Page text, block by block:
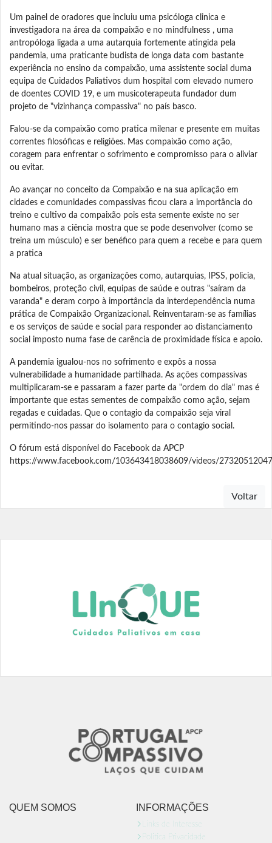
Um painel de oradores que incluiu uma psicóloga clinica e
investigadora na área da compaixão e no mindfulness , uma
antropóloga ligada a uma autarquia fortemente atingida pela
pandemia, uma praticante budista de longa data com bastante
experiência no ensino da compaixão, uma assistente social duma
equipa de Cuidados Paliativos dum hospital com elevado numero
de doentes COVID 19, e um musicoterapeuta fundador dum
projeto de "vizinhança compassiva" no país basco.
Falou-se da compaixão como pratica milenar e presente em muitas
correntes filosóficas e religiões. Mas compaixão como ação,
coragem para enfrentar o sofrimento e compromisso para o aliviar
ou evitar.
Ao avançar no conceito da Compaixão e na sua aplicação em
cidades e comunidades compassivas ficou clara a importância do
treino e cultivo da compaixão pois esta semente existe no ser
humano mas a ciência mostra que se pode desenvolver (como se
treina um músculo) e ser benéfico para quem a recebe e para quem
a pratica
Na atual situação, as organizações como, autarquias, IPSS, policia,
bombeiros, proteção civil, equipas de saúde e outras "saíram da
varanda" e deram corpo à importância da interdependência numa
prática de Compaixão Organizacional. Reinventaram-se as famílias
e os serviços de saúde e social para responder ao distanciamento
social imposto numa fase de carência de proximidade física e apoio.
A pandemia igualou-nos no sofrimento e expôs a nossa
vulnerabilidade a humanidade partilhada. As ações compassivas
multiplicaram-se e passaram a fazer parte da "ordem do dia" mas é
importante que estas sementes de compaixão como ação, sejam
regadas e cuidadas. Que o contagio da compaixão seja viral
permitindo-nos passar do isolamento para o contagio social.
O fórum está disponível do Facebook da APCP
https://www.facebook.com/103643418038609/videos/
Voltar
INFORMAÇÕES
Links de Interesse
Politica Privacidade
QUEM SOMOS